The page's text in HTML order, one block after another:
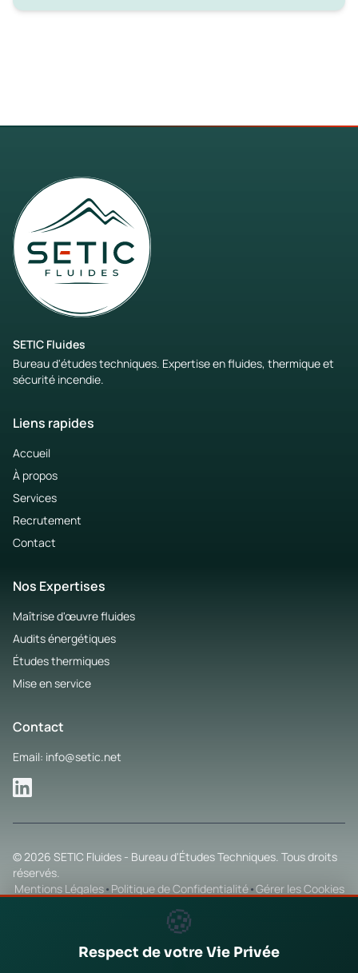
SETIC Fluides
Bureau d'études techniques. Expertise en fluides, thermique et
sécurité incendie.
Liens rapides
Accueil
À propos
Services
Recrutement
Contact
Nos Expertises
Maîtrise d'œuvre fluides
Audits énergétiques
Études thermiques
Mise en service
Contact
Email: info@setic.net
© 2026 SETIC Fluides - Bureau d'Études Techniques. Tous droits
réservés.
Mentions Légales• Politique de Confidentialité•Gérer les Cookies
🍪
Respect de votre Vie Privée